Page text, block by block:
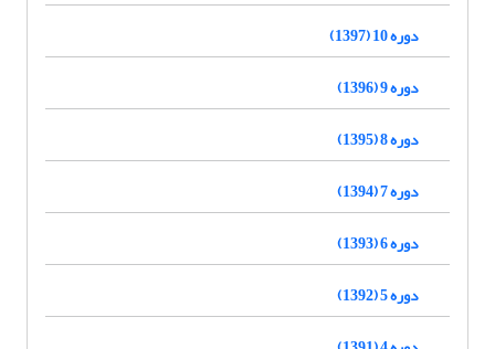
دوره 10 (1397)
دوره 9 (1396)
دوره 8 (1395)
دوره 7 (1394)
دوره 6 (1393)
دوره 5 (1392)